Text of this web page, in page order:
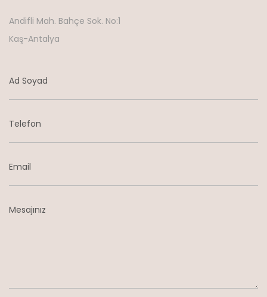
Andifli Mah. Bahçe Sok. No:1
Kaş-Antalya
Ad Soyad
Telefon
Email
Mesajınız